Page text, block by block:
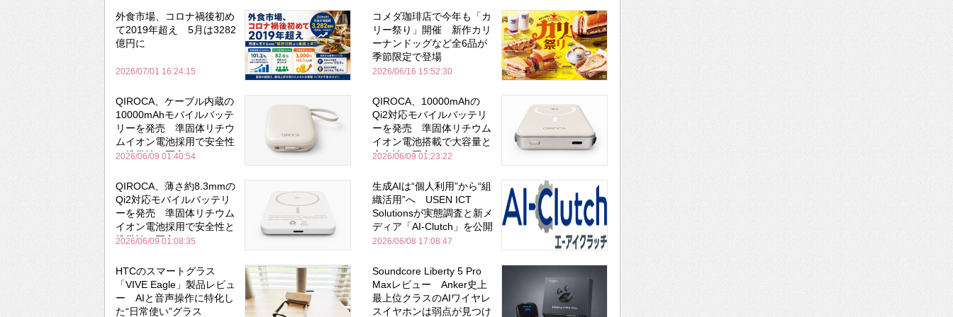
外食市場、コロナ禍後初め
て2019年超え 5月は3282
億円に
2026/07/01 16:24:15
コメダ珈琲店で今年も「カ
リー祭り」開催 新作カリ
ーナンドッグなど全6品が
季節限定で登場
2026/06/16 15:52:30
QIROCA、ケーブル内蔵の
10000mAhモバイルバッテ
リーを発売 準固体リチウ
ムイオン電池採用で安全性
と携帯性を両立
2026/06/09 01:40:54
QIROCA、10000mAhの
Qi2対応モバイルバッテリ
ーを発売 準固体リチウム
イオン電池搭載で大容量と
安全性を両立
2026/06/09 01:23:22
QIROCA、薄さ約8.3mmの
Qi2対応モバイルバッテリ
ーを発売 準固体リチウム
イオン電池採用で安全性と
携帯性を両立
2026/06/09 01:08:35
生成AIは“個人利用”から“組
織活用”へ USEN ICT
Solutionsが実態調査と新メ
ディア「AI-Clutch」を公開
2026/06/08 17:08:47
HTCのスマートグラス
「VIVE Eagle」製品レビュ
ー AIと音声操作に特化し
た“日常使い”グラス
Soundcore Liberty 5 Pro
Maxレビュー Anker史上
最上位クラスのAIワイヤレ
スイヤホンは弱点が見つけ